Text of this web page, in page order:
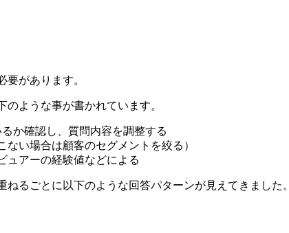
要があります。
のような事が書かれています。
か確認し、質問内容を調整する
い場合は顧客のセグメントを絞る）
ュアーの経験値などによる
るごとに以下のような回答パターンが見えてきました。